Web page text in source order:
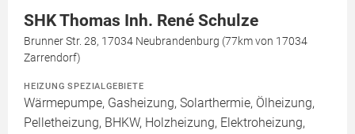
SHK Thomas Inh. René Schulze
Brunner Str. 28, 17034 Neubrandenburg (77km von 17034
Zarrendorf)
HEIZUNG SPEZIALGEBIETE
Wärmepumpe, Gasheizung, Solarthermie, Ölheizung,
Pelletheizung, BHKW, Holzheizung, Elektroheizung,